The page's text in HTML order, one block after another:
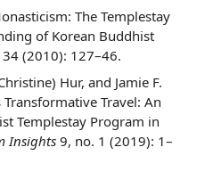
The Templestay
of Korean Buddhist
(2010): 127–46.
Hur, and Jamie F.
Travel: An
Templestay Program in
Insights9, no. 1 (2019): 1–